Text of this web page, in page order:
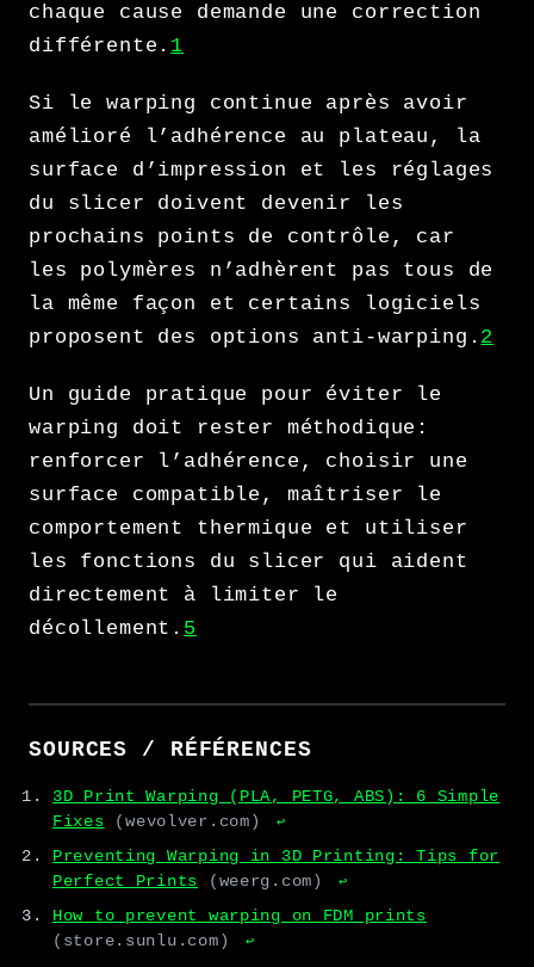
chaque cause demande une correction
différente. 1
Si le warping continue après avoir
amélioré l’adhérence au plateau, la
surface d’impression et les réglages
du slicer doivent devenir les
prochains points de contrôle, car
les polymères n’adhèrent pas tous de
la même façon et certains logiciels
proposent des options anti-warping. 2
Un guide pratique pour éviter le
warping doit rester méthodique:
renforcer l’adhérence, choisir une
surface compatible, maîtriser le
comportement thermique et utiliser
les fonctions du slicer qui aident
directement à limiter le
décollement. 5
SOURCES / RÉFÉRENCES
3D Print Warping (PLA, PETG, ABS): 6 Simple
Fixes
(wevolver.com) ↩
Preventing Warping in 3D Printing: Tips for
Perfect Prints
(weerg.com) ↩
How to prevent warping on FDM prints
(store.sunlu.com)
↩